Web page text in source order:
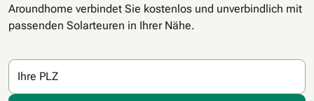
Aroundhome verbindet Sie kostenlos und unverbindlich mit
passenden Solarteuren in Ihrer Nähe.
Ihre PLZ